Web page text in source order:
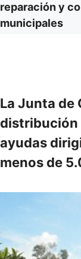
reparación y
municipales
La Junta de
distribución
ayudas
menos de